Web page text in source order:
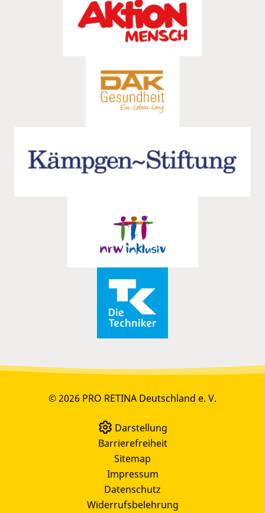
© 2026 PRO RETINA Deutschland e. V.
Darstellung
Barrierefreiheit
Sitemap
Impressum
Datenschutz
Widerrufsbelehrung